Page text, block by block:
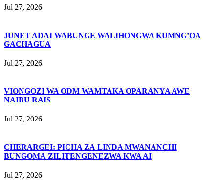
Jul 27, 2026
JUNET ADAI WABUNGE WALIHONGWA KUMNG’OA
GACHAGUA
Jul 27, 2026
VIONGOZI WA ODM WAMTAKA OPARANYA AWE
NAIBU RAIS
Jul 27, 2026
CHERARGEI: PICHA ZA LINDA MWANANCHI
BUNGOMA ZILITENGENEZWA KWA AI
Jul 27, 2026